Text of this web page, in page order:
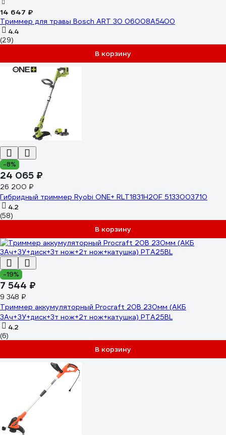
14 647 ₽
Триммер для травы Bosch ART 30 06008A5400
4.4
(29)
В корзину
-8%
24 065 ₽
26 200 ₽
Гибридный триммер Ryobi ONE+ RLT1831H20F 5133003710
4.2
(58)
В корзину
-19%
7 544 ₽
9 348 ₽
Триммер аккумуляторный Procraft 20В 230мм (АКБ
3Ач+ЗУ+диск+3т нож+2т нож+катушка) PTA25BL
4.2
(6)
В корзину